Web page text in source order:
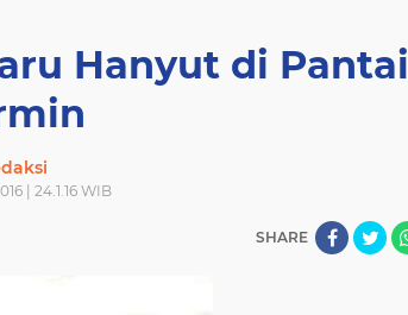
Hanyut di Pantai
| 24.1.16 WIB
SHARE